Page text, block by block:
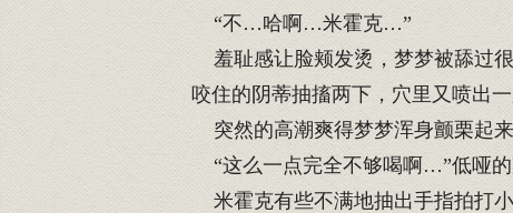
“不…哈啊…米霍克…”
羞耻感让脸颊发烫，梦梦被舔过
咬住的阴蒂抽搐两下，穴里又喷出一
突然的高潮爽得梦梦浑身颤栗起
“这么一点完全不够喝啊…”低哑
米霍克有些不满地抽出手指拍打